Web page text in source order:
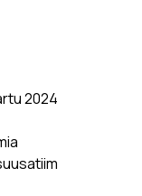
2024